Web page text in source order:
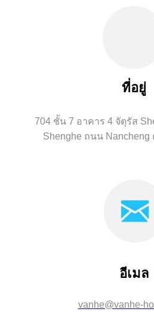
ที่อยู่
704 ชั้น 7 อาคาร 4 จัตุรัส
Shenghe ถนน Nancheng
อีเมล
vanhe@vanhe-